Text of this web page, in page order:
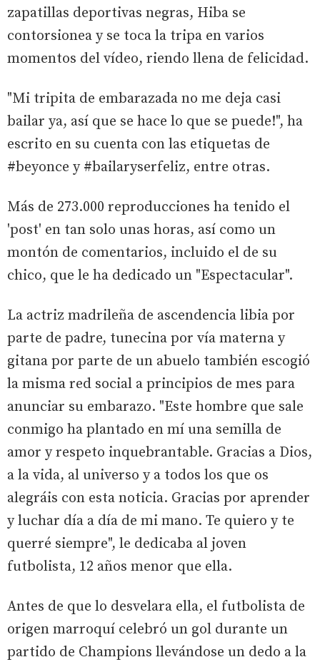
zapatillas deportivas negras, Hiba se
contorsionea y se toca la tripa en varios
momentos del vídeo, riendo llena de felicidad.
"Mi tripita de embarazada no me deja casi
bailar ya, así que se hace lo que se puede!", ha
escrito en su cuenta con las etiquetas de
#beyonce y #bailaryserfeliz, entre otras.
Más de 273.000 reproducciones ha tenido el
'post' en tan solo unas horas, así como un
montón de comentarios, incluido el de su
chico, que le ha dedicado un "Espectacular".
La actriz madrileña de ascendencia libia por
parte de padre, tunecina por vía materna y
gitana por parte de un abuelo también escogió
la misma red social a principios de mes para
anunciar su embarazo. "Este hombre que sale
conmigo ha plantado en mí una semilla de
amor y respeto inquebrantable. Gracias a Dios,
a la vida, al universo y a todos los que os
alegráis con esta noticia. Gracias por aprender
y luchar día a día de mi mano. Te quiero y te
querré siempre", le dedicaba al joven
futbolista, 12 años menor que ella.
Antes de que lo desvelara ella, el futbolista de
origen marroquí celebró un gol durante un
partido de Champions llevándose un dedo a la